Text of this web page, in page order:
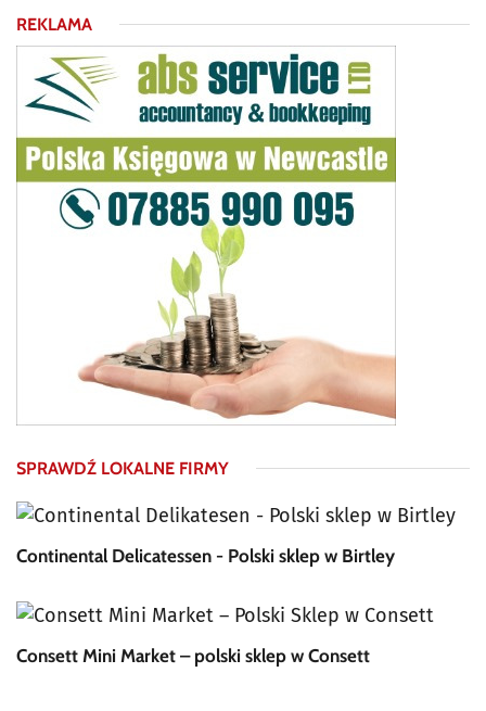
REKLAMA
SPRAWDŹ LOKALNE FIRMY
Continental Delicatessen - Polski sklep w Birtley
Consett Mini Market – polski sklep w Consett